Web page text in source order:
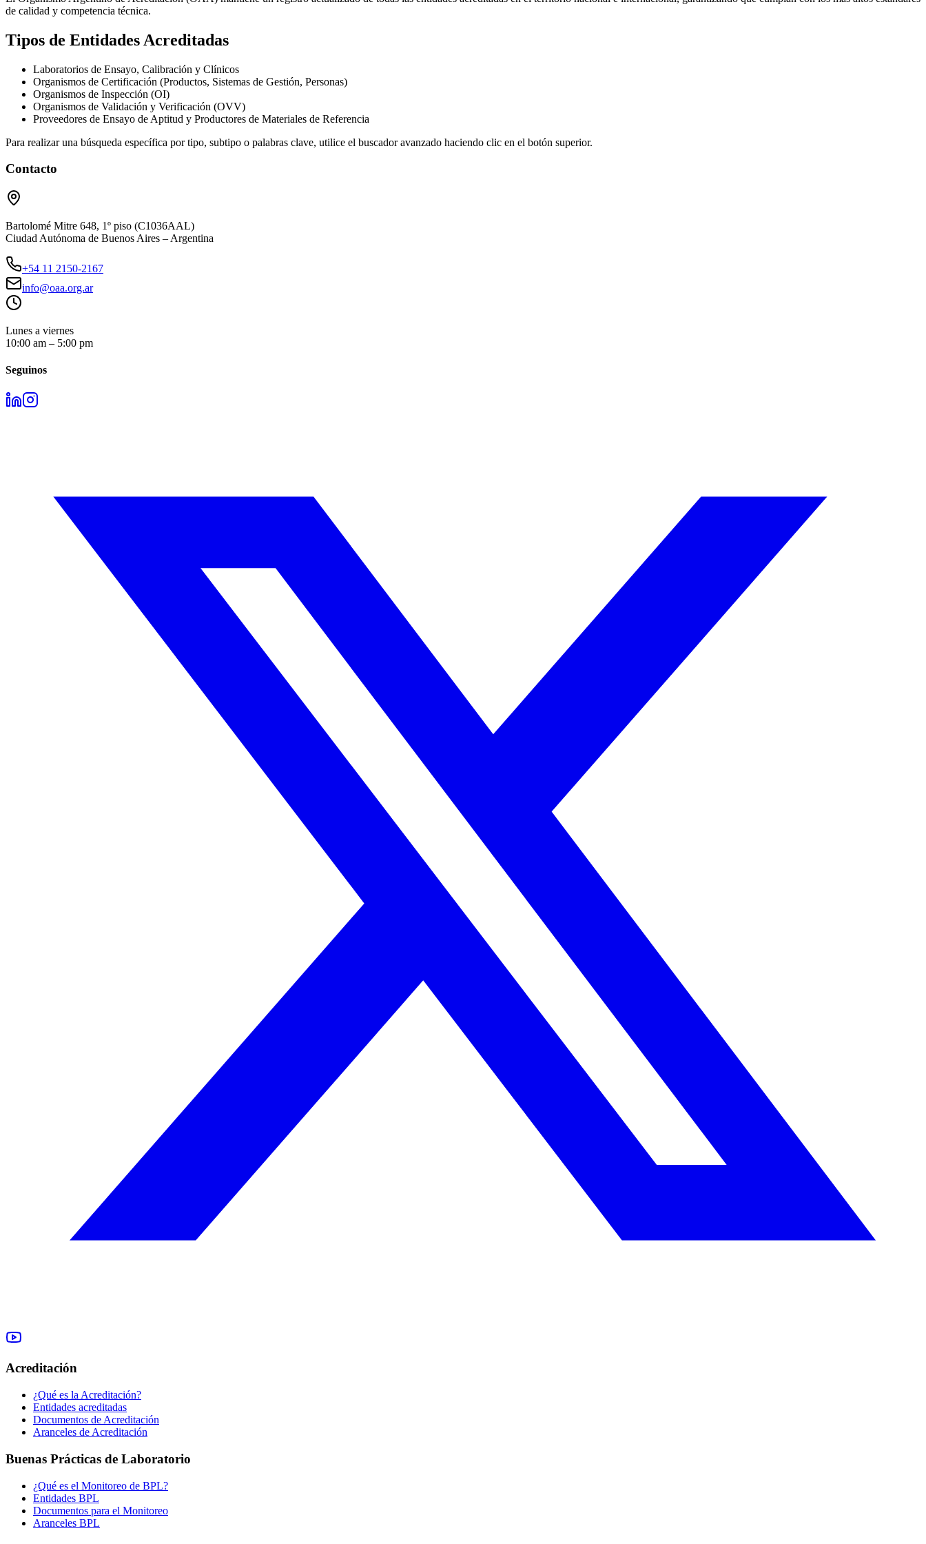
de calidad y competencia técnica.
Tipos de Entidades Acreditadas
Laboratorios de Ensayo, Calibración y Clínicos
Organismos de Certificación (Productos, Sistemas de Gestión, Personas)
Organismos de Inspección (OI)
Organismos de Validación y Verificación (OVV)
Proveedores de Ensayo de Aptitud y Productores de Materiales de Referencia
Para realizar una búsqueda específica por tipo, subtipo o palabras clave, utilice el buscador avanzado haciendo clic en el botón superior.
Contacto
Bartolomé Mitre 648, 1º piso (C1036AAL)
Ciudad Autónoma de Buenos Aires – Argentina
+54 11 2150-2167
info@oaa.org.ar
Lunes a viernes
10:00 am – 5:00 pm
Seguinos
Acreditación
¿Qué es la Acreditación?
Entidades acreditadas
Documentos de Acreditación
Aranceles de Acreditación
Buenas Prácticas de Laboratorio
¿Qué es el Monitoreo de BPL?
Entidades BPL
Documentos para el Monitoreo
Aranceles BPL